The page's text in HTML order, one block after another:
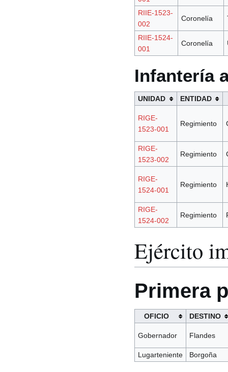
RIIE-1523-
002
Coronelía
RIIE-1524-
001
Coronelía
Infantería
UNIDAD ENTIDAD
RIGE-
1523-001
Regimiento
RIGE-
1523-002
Regimiento
RIGE-
1524-001
Regimiento
RIGE-
1524-002
Regimiento
Ejército
Primera
OFICIO DESTINO
Gobernador Flandes
Lugarteniente Borgoña